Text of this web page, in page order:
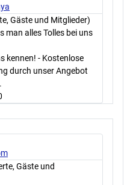
Gäste und Mitglieder)
man alles Tolles bei uns
kennen! - Kostenlose
durch unser Angebot
Gäste und